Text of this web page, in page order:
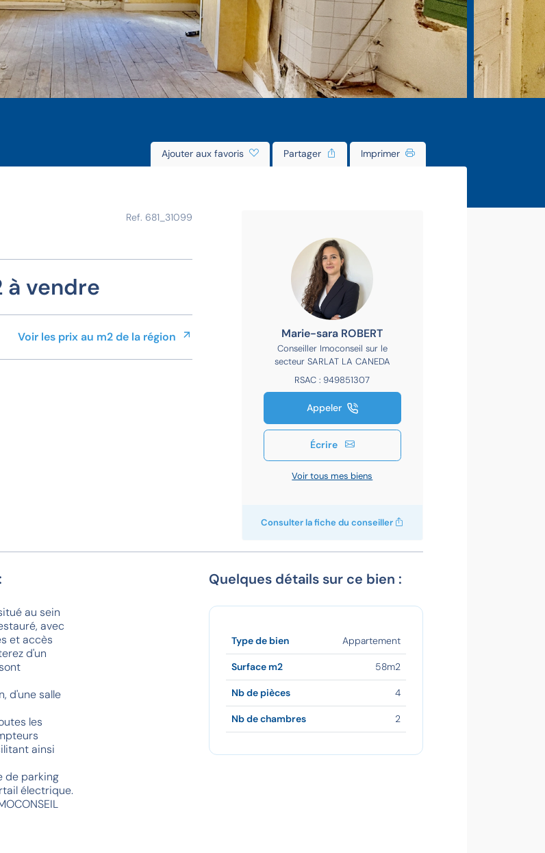
Ajouter aux favoris Partager Imprimer
Ref. 681_31099
vendre
Voir les prix au m2 de la région Marie-sara ROBERT
Conseiller Imoconseil sur le
secteur SARLAT LA CANEDA
RSAC : 949851307
Appeler
Écrire
Voir tous mes biens
Consulter la fiche du conseiller
au sein
avec
et accès
d'un
d'une salle
les
ainsi
de parking
électrique.
Quelques détails sur ce bien :
Type de bien Appartement
Surface m2 58m2
Nb de pièces 4
Nb de chambres 2